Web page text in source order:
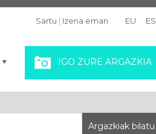
Sartu | Izena eman EU ES
IGO ZURE ARGAZKIA